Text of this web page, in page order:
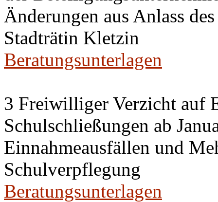
Änderungen aus Anlass
Stadträtin Kletzin
Beratungsunterlagen
3 Freiwilliger Verzicht auf
Schulschließungen ab
Einnahmeausfällen und
Schulverpflegung
Beratungsunterlagen